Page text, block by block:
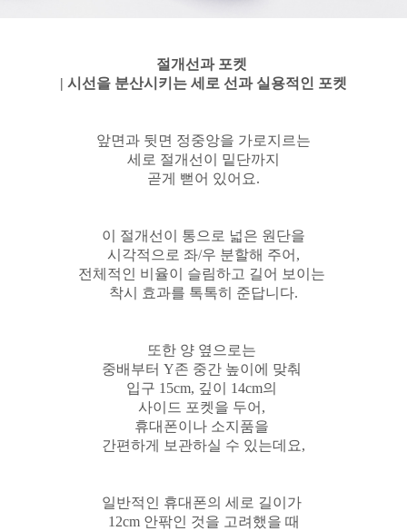
절개선과 포켓
| 시선을 분산시키는 세로 선과 실용적인 포켓
앞면과 뒷면 정중앙을 가로지르는
세로 절개선이 밑단까지
곧게 뻗어 있어요.
이 절개선이 통으로 넓은 원단을
시각적으로 좌/우 분할해 주어,
전체적인 비율이 슬림하고 길어 보이는
착시 효과를 톡톡히 준답니다.
또한 양 옆으로는
중배부터 Y존 중간 높이에 맞춰
입구 15cm, 깊이 14cm의
사이드 포켓을 두어,
휴대폰이나 소지품을
간편하게 보관하실 수 있는데요,
일반적인 휴대폰의 세로 길이가
12cm 안팎인 것을 고려했을 때